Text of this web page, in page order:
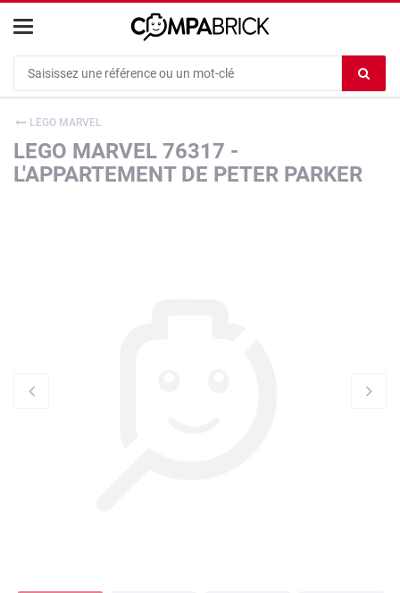
le
LEGO MARVEL
LEGO MARVEL 76317 -
L'APPARTEMENT DE PETER PARKER
Cookies management panel